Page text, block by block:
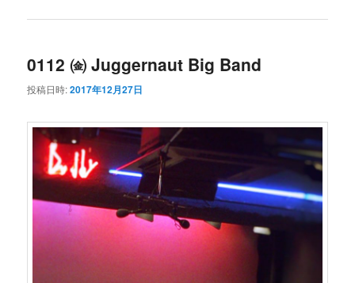
0112 ㈮ Juggernaut Big Band
投稿日時:2017年12月27日